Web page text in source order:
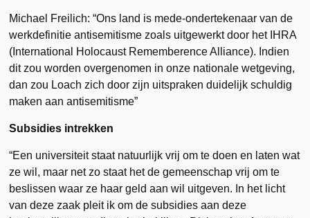
Michael Freilich: “Ons land is mede-ondertekenaar van de
werkdefinitie antisemitisme zoals uitgewerkt door het IHRA
(International Holocaust Rememberence Alliance). Indien
dit zou worden overgenomen in onze nationale wetgeving,
dan zou Loach zich door zijn uitspraken duidelijk schuldig
maken aan antisemitisme”
Subsidies intrekken
“Een universiteit staat natuurlijk vrij om te doen en laten wat
ze wil, maar net zo staat het de gemeenschap vrij om te
beslissen waar ze haar geld aan wil uitgeven. In het licht
van deze zaak pleit ik om de subsidies aan deze